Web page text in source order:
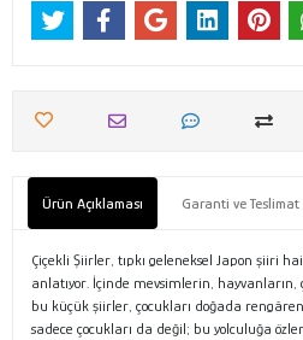
Ürün Açıklaması Garanti ve Teslimat
Çiçekli Şiirler, tıpkı geleneksel Japon şiiri
anlatıyor. İçinde mevsimlerin,
bu küçük şiirler, çocukları doğada
sadece çocukları da değil; bu yolculuğa